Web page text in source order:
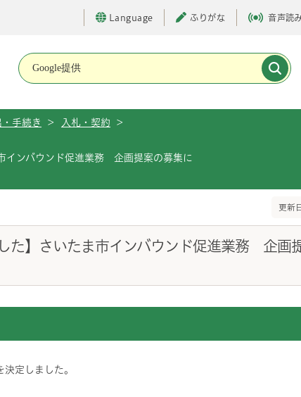
Language ふりがな 音声読
・手続き > 入札・契約
>
インバウンド促進業務 企画提案の募集に
更新
た】さいたま市インバウンド促進業務 企画
定しました。